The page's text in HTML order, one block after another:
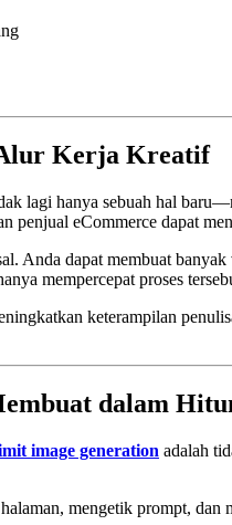
Kerja Kreatif
lagi hanya sebuah hal
penjual eCommerce dapat
Anda dapat membuat
mempercepat proses
keterampilan
dalam
image generation adalah
mengetik prompt,